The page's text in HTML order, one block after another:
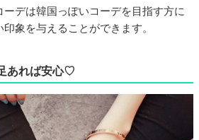
デは韓国っぽいコーデを目指す方に
象を与えることができます。
あれば安心♡